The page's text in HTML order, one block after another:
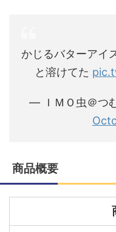
かじるバターアイ
と溶けてた
— ＩＭＯ虫＠つ
商品概要